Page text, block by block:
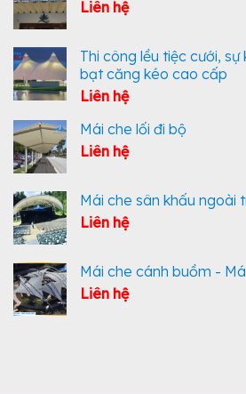
Liên hệ
Thi công lều tiệc cưới,
bạt căng kéo cao cấp
Liên hệ
Mái che lối đi bộ
Liên hệ
Mái che sân khấu ngoài
Liên hệ
Mái che cánh buồm -
Liên hệ